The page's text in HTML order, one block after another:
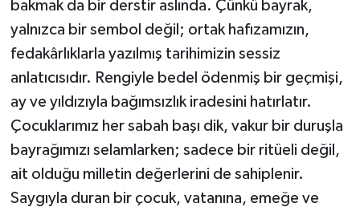
bakmak da bir derstir aslında. Çünkü bayrak,
yalnızca bir sembol değil; ortak hafızamızın,
fedakârlıklarla yazılmış tarihimizin sessiz
anlatıcısıdır. Rengiyle bedel ödenmiş bir geçmişi,
ay ve yıldızıyla bağımsızlık iradesini hatırlatır.
Çocuklarımız her sabah başı dik, vakur bir duruşla
bayrağımızı selamlarken; sadece bir ritüeli değil,
ait olduğu milletin değerlerini de sahiplenir.
Saygıyla duran bir çocuk, vatanına, emeğe ve